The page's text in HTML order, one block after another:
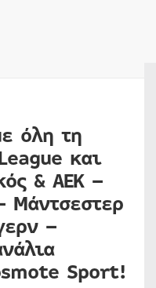
όλη τη
και
& ΑΕΚ –
Μάντσεστερ
–
Sport!